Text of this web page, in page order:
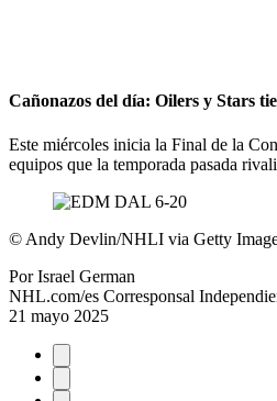
Cañonazos del día: Oilers y Stars
Este miércoles inicia la Final de la
equipos que la temporada pasada
© Andy Devlin/NHLI via Getty
Por Israel German
NHL.com/es Corresponsal
21 mayo 2025